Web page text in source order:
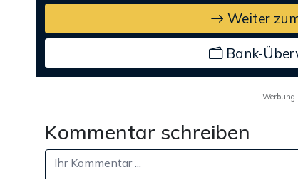
Weiter
Bank-
Werbung
Kommentar schreiben